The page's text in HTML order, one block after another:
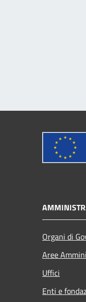
Organi di
Aree
Uffici
Enti e